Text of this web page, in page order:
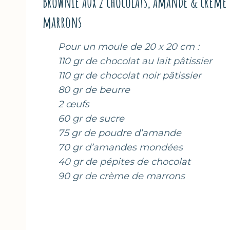
marrons
Pour un moule de 20 x 20 cm :
110 gr de chocolat au lait pâtissier
110 gr de chocolat noir pâtissier
80 gr de beurre
2 œufs
60 gr de sucre
75 gr de poudre d’amande
70 gr d’amandes mondées
40 gr de pépites de chocolat
90 gr de crème de marrons